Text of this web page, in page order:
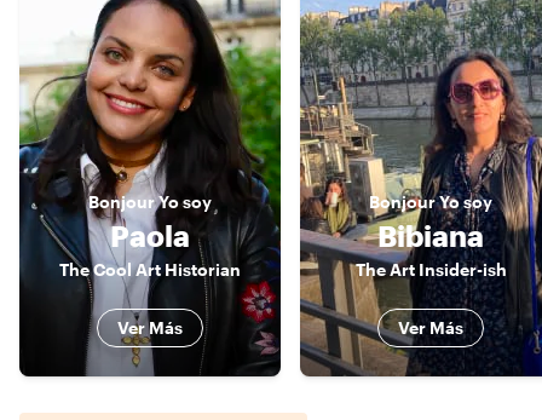
BonjourYo soy
Paola
The Cool Art Historian
Ver Más
BonjourYo soy
Bibiana
The Art Insider-ish
Ver Más